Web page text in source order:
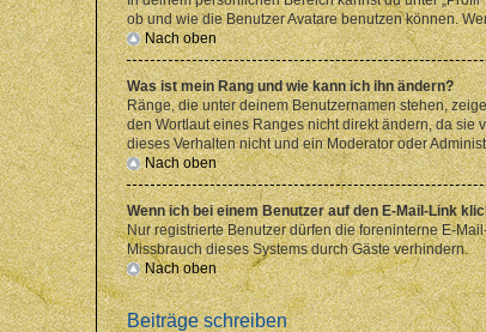
ob und wie die Benutzer Avatare benutzen können.
Nach oben
Was ist mein Rang und wie kann ich ihn ändern?
Ränge, die unter deinem Benutzernamen stehen,
den Wortlaut eines Ranges nicht direkt ändern, da
dieses Verhalten nicht und ein Moderator oder
Nach oben
Wenn ich bei einem Benutzer auf den E-Mail-Link
Nur registrierte Benutzer dürfen die foreninterne E-
Missbrauch dieses Systems durch Gäste verhindern.
Nach oben
Beiträge schreiben